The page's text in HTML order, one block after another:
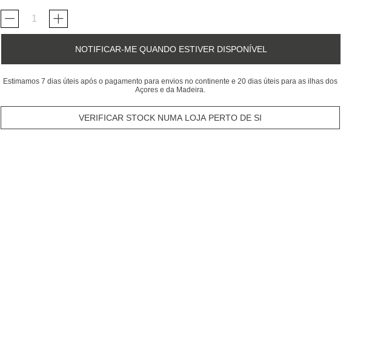
NOTIFICAR-ME QUANDO ESTIVER DISPONÍVEL
Estimamos 7 dias úteis após o pagamento para envios no continente e 20 dias úteis para as ilhas dos
Açores e da Madeira.
VERIFICAR STOCK NUMA LOJA PERTO DE SI